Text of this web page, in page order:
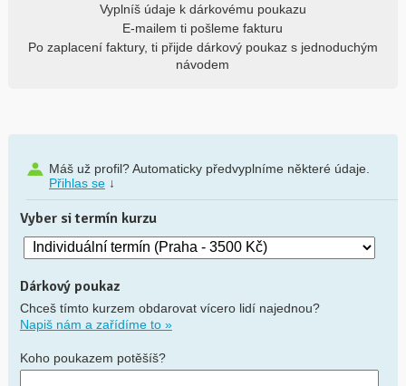
Vyplníš údaje k dárkovému poukazu
E-mailem ti pošleme fakturu
Po zaplacení faktury, ti přijde dárkový poukaz s jednoduchým
návodem
Máš už profil? Automaticky předvyplníme některé údaje.
Přihlas se↓
Vyber si termín kurzu
Dárkový poukaz
Chceš tímto kurzem obdarovat vícero lidí najednou?
Napiš nám a zařídíme to »
Koho poukazem potěšíš?